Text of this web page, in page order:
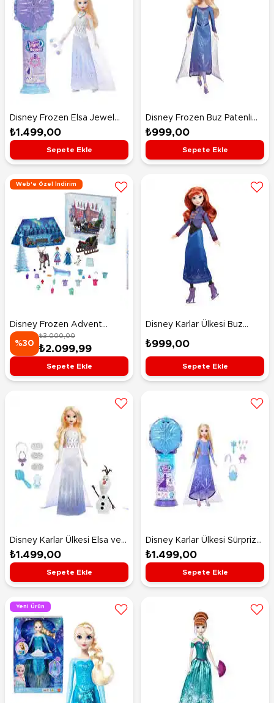
Disney Frozen Elsa Jewel
Reveal Sürpriz Paket JJY36
₺1.499,00
Sepete Ekle
Disney Frozen Buz Patenli
Elsa Bebek JBG53
₺999,00
Sepete Ekle
Web'e Özel İndirim
Disney Frozen Advent
Yılbaşı Takvim Seti HWX20
%30
₺3.000,00
₺2.099,99
Sepete Ekle
Disney Karlar Ülkesi Buz
JBG54
₺999,00
Sepete Ekle
Disney Karlar Ülkesi Elsa ve
Olafın Maceraları HYH10
₺1.499,00
Sepete Ekle
Disney Karlar Ülkesi Sürpriz
Takılar Buz Patencisi Elsa
Bebek Sürpriz Paketi JMC93
₺1.499,00
Sepete Ekle
Yeni Ürün